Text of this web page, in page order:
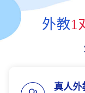
外教1
真人外